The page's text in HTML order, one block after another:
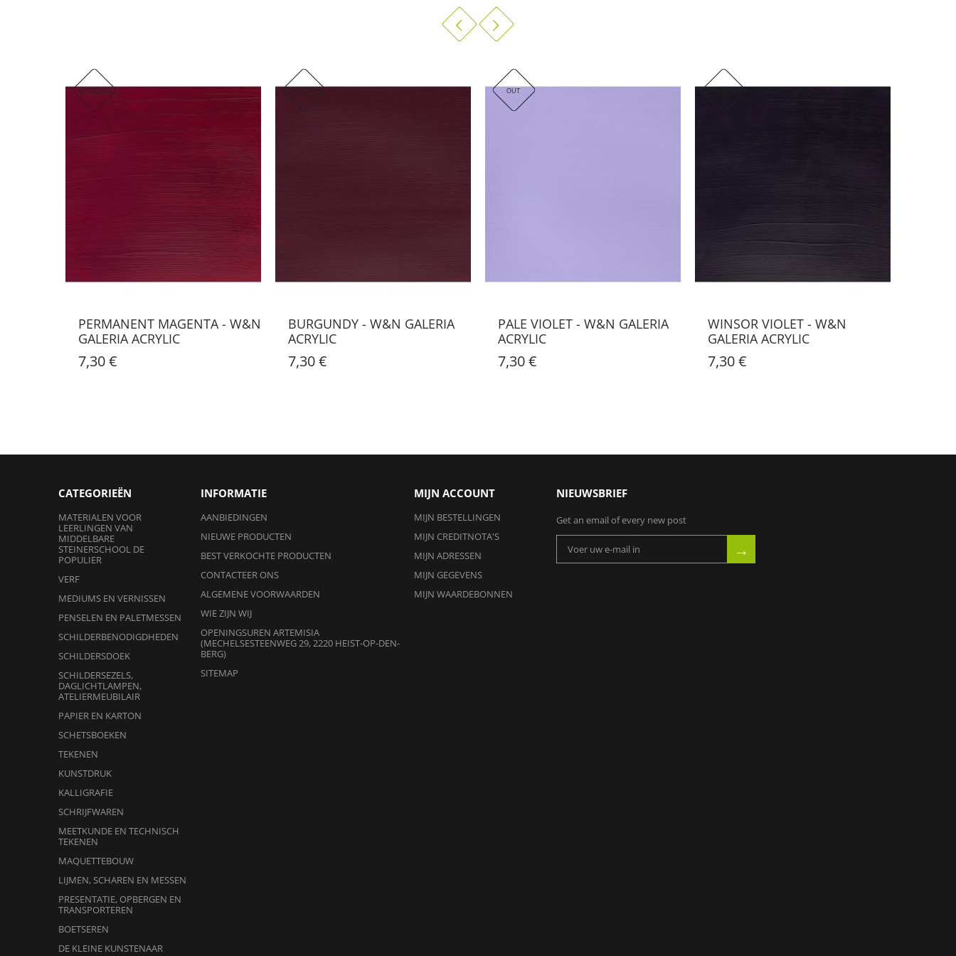
IN VOORRAAD
PERMANENT MAGENTA - W&N
GALERIA ACRYLIC
7,30 €
IN VOORRAAD
BURGUNDY - W&N GALERIA
ACRYLIC
7,30 €
OUT
PALE VIOLET - W&N GALERIA
ACRYLIC
7,30 €
WINSOR VIOLET - W&N
GALERIA ACRYLIC
7,30 €
CATEGORIEËN
MATERIALEN VOOR
LEERLINGEN VAN
MIDDELBARE
STEINERSCHOOL DE
POPULIER
VERF
MEDIUMS EN VERNISSEN
PENSELEN EN PALETMESSEN
SCHILDERBENODIGDHEDEN
SCHILDERSDOEK
SCHILDERSEZELS,
DAGLICHTLAMPEN,
ATELIERMEUBILAIR
PAPIER EN KARTON
SCHETSBOEKEN
TEKENEN
KUNSTDRUK
KALLIGRAFIE
SCHRIJFWAREN
MEETKUNDE EN TECHNISCH
TEKENEN
MAQUETTEBOUW
LIJMEN, SCHAREN EN MESSEN
PRESENTATIE, OPBERGEN EN
TRANSPORTEREN
BOETSEREN
DE KLEINE KUNSTENAAR
INFORMATIE
AANBIEDINGEN
NIEUWE PRODUCTEN
BEST VERKOCHTE PRODUCTEN
CONTACTEER ONS
ALGEMENE VOORWAARDEN
WIE ZIJN WIJ
OPENINGSUREN ARTEMISIA
(MECHELSESTEENWEG 29, 2220 HEIST-OP-DEN-
BERG)
SITEMAP
MIJN ACCOUNT
MIJN BESTELLINGEN
MIJN CREDITNOTA'S
MIJN ADRESSEN
MIJN GEGEVENS
MIJN WAARDEBONNEN
NIEUWSBRIEF
Get an email of every new post
→